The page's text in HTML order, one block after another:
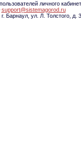
личного
support@sistemagorod.ru
Барнаул, ул. Л. Толстого, д. 3.